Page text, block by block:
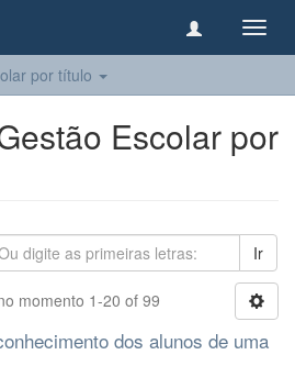
por título
Escolar por
Ir
momento 1-20 of 99
dos alunos de uma